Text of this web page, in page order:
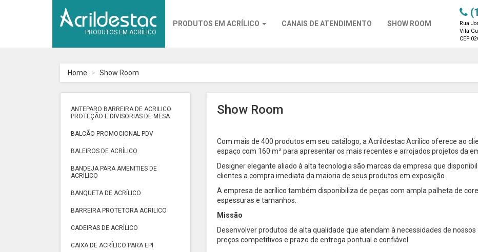
PRODUTOS EM ACRÍLICO
PRODUTOS EM ACRÍLICO CANAIS DE ATENDIMENTO SHOW ROOM
Rua
Vila
CEP
Home Show Room
ANTEPARO BARREIRA DE ACRILICO
PROTEÇÃO E DIVISORIAS DE MESA
BALCÃO PROMOCIONAL PDV
BALEIROS DE ACRÍLICO
BANDEJA PARA AMENITIES DE
ACRÍLICO
BANQUETA DE ACRÍLICO
BARREIRA PROTETORA ACRILICO
CADEIRAS DE ACRÍLICO
CAIXA DE ACRÍLICO PARA EPI
Show Room
Com mais de 400 produtos em seu catálogo, a Acrildestac Acrílico oferece ao
espaço com 160 m² para apresentar os mais recentes e arrojados projetos da
Designer elegante aliado à alta tecnologia são marcas da empresa que
clientes a compra imediata da maioria de seus produtos em exposição.
A empresa de acrílico também disponibiliza de peças com ampla palheta de
espessuras e tamanhos.
Missão
Desenvolver produtos de alta qualidade que atendam à necessidades de
preços competitivos e prazo de entrega pontual e confiável.